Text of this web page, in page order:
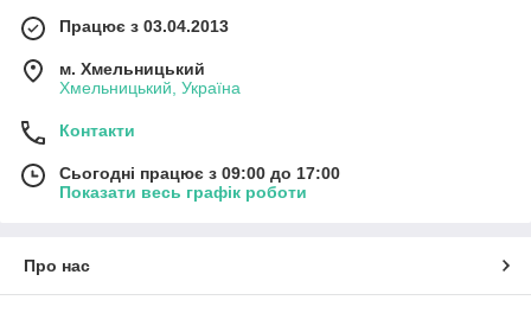
обслуговування.
Працює з 03.04.2013
м. Хмельницький
Хмельницький, Україна
Контакти
Сьогодні працює з 09:00 до 17:00
Показати весь графік роботи
Про нас